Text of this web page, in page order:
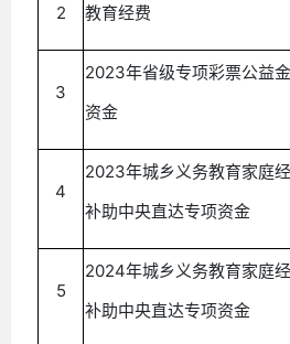
2 教育经费
3
2023年省级专项彩票公益
资金
4
2023年城乡义务教育家庭
补助中央直达专项资金
5
2024年城乡义务教育家庭
补助中央直达专项资金